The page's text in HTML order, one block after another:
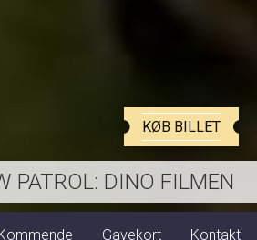
OG DE VISES STEN
KØB BILLET
Gavekort Kontakt